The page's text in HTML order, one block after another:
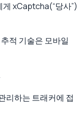
게 xCaptcha(“당사”)
적 기술은 모바일
리하는 트래커에 접